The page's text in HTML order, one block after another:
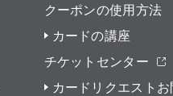
クーポンの使用方法
カードの講座
チケットセンター
カードリクエスト